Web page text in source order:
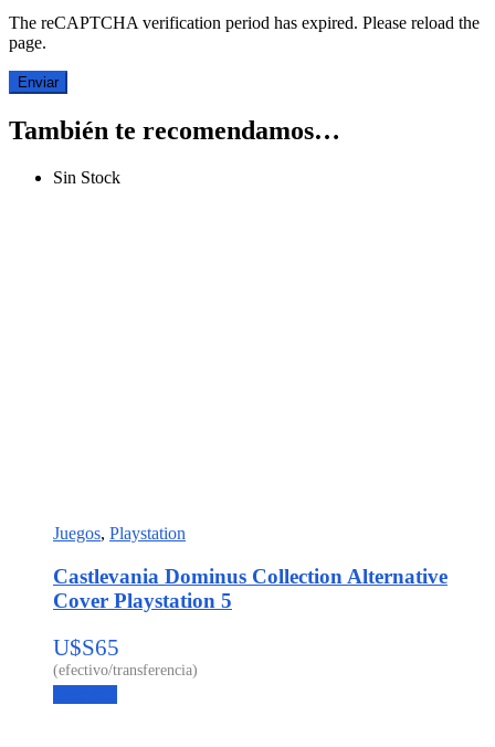
The reCAPTCHA verification period has expired. Please reload the
page.
También te recomendamos…
Sin Stock
Juegos, Playstation
Castlevania Dominus Collection Alternative
Cover Playstation 5
U$S65